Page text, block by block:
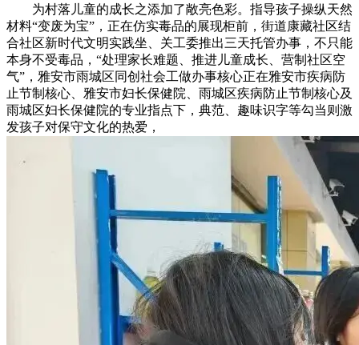
为村落儿童的成长之添加了敞亮色彩。指导孩子操纵天然
材料“变废为宝”，正在仿实毒品的展现柜前，街道康藏社区结
合社区新时代文明实践坐、关工委推出三天托管办事，不只能
本身不受毒品，“处理家长难题、推进儿童成长、营制社区空
气”，雅安市雨城区同创社会工做办事核心正在雅安市疾病防
止节制核心、雅安市妇长保健院、雨城区疾病防止节制核心及
雨城区妇长保健院的专业指点下，典范、趣味识字等勾当则激
发孩子对保守文化的热爱，